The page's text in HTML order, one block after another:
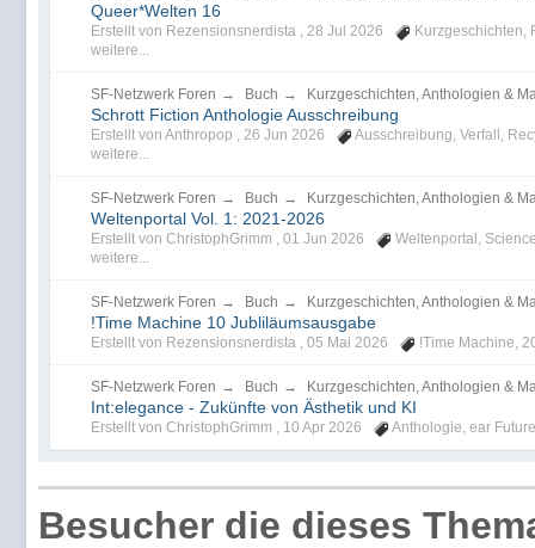
Queer*Welten 16
Erstellt von Rezensionsnerdista , 28 Jul 2026 Kurzgeschichten,
weitere...
SF-Netzwerk Foren → Buch → Kurzgeschichten, Anthologien &
Schrott Fiction Anthologie Ausschreibung
Erstellt von Anthropop , 26 Jun 2026 Ausschreibung, Verfall ,
weitere...
SF-Netzwerk Foren → Buch → Kurzgeschichten, Anthologien &
Weltenportal Vol. 1: 2021-2026
Erstellt von ChristophGrimm , 01 Jun 2026 Weltenportal ,
weitere...
SF-Netzwerk Foren → Buch → Kurzgeschichten, Anthologien &
!Time Machine 10 Jubliläumsausgabe
Erstellt von Rezensionsnerdista , 05 Mai 2026 !Time Machine,
SF-Netzwerk Foren → Buch → Kurzgeschichten, Anthologien &
Int:elegance - Zukünfte von Ästhetik und KI
Erstellt von ChristophGrimm , 10 Apr 2026 Anthologie, ear Future
Besucher die dieses